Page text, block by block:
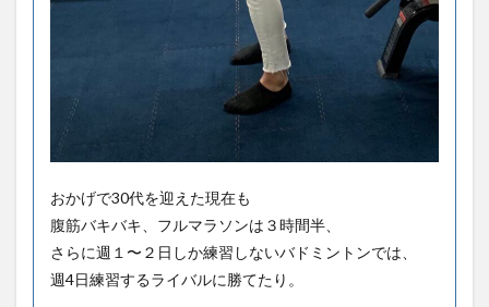
おかげで30代を迎えた現在も
腹筋バキバキ、フルマラソンは３時間半、
さらに週１〜２日しか練習しないバドミントンでは、
週4日練習するライバルに勝てたり。